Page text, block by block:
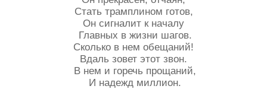
Стать трамплином готов,
Он сигналит к началу
Главных в жизни шагов.
Сколько в нем обещаний!
Вдаль зовет этот звон.
В нем и горечь прощаний,
И надежд миллион.